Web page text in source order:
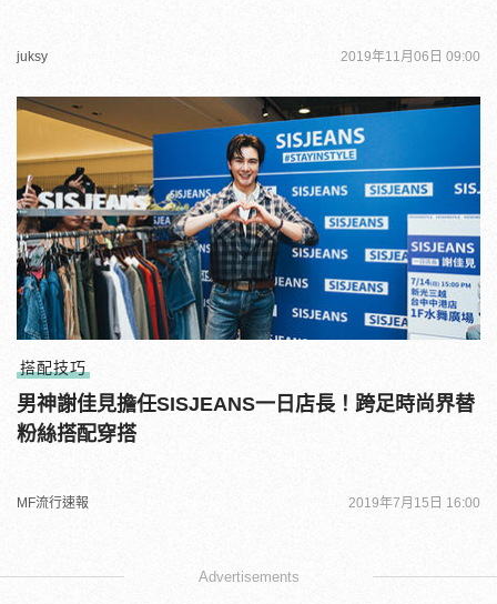
juksy 2019年11月06日 09:00
搭配技巧
男神謝佳見擔任SISJEANS一日店長！跨足時尚界替
粉絲搭配穿搭
MF流行速報 2019年7月15日 16:00
Advertisements